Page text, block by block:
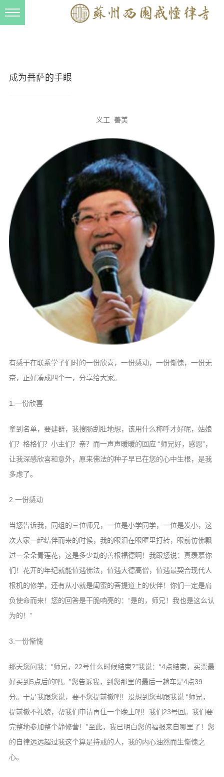
戒幢春秋
道风建设
法音宣流
音频视频
西园法讯
皈依斋戒
义工家园
菩提静修营
学报论集
西园风光
搜索
成为菩萨的手眼
义工 善美
有感于在联系学子们时的一份欣喜，一份感动，一份惭愧，一份无
奈，正好凑成四个一，分享给大家。
1.一份欣喜
拿到名单，要建群，我搜肠刮肚地想，该用什么称呼才好呢，姑娘
们？格格们？小主们？亲？而一声声暖暖的回应 “师兄好，感恩”，
让我深感欣喜和意外，原来佛法的种子早已在您的心中生根，是我
多虑了。
2.一份感动
当您告诉我，同组的三位师兄，一位是小学同学，一位是发小，这
次大家一起结伴而来的时候，我的眼泪在眼眶里打转，眼前仿佛飘
过一朵朵青莲花，这是多少劫的善根福德啊！我跟您说：真羡慕你
们！花开的年纪就能值遇佛法，值遇大德高僧，值遇最契合现代人
根机的修学，还有从小就是闺蜜的菩提道上的伙伴！你们一定是肩
负使命而来！您的回答是干脆响亮的：“是的，师兄！我也是这么认
为的！”
3.一份惭愧
那天您问我：“师兄，22号什么时候结束?”我说：“4点结束，买票最
好买到5点后的吧。”您告诉我，到您那里的最后一趟车是4点39
分。于是我跟您说，要不您提前撤吧！没想到您却跟我说:“师兄，
提前撤不礼貌，帮我们申请再住一个晚上吧！我们23号回。我们要
完整地参加整个静修营！”至此，我已明白您的福报来自哪里了！您
的自律远远超过我这个算是持戒的人，我的内心油然而生惭愧之
心。